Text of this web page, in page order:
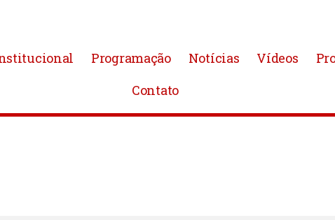
Programação Notícias Vídeos
Contato